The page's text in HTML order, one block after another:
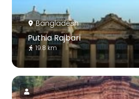
Bangladesh
Puthia Rajbari
19.8 km